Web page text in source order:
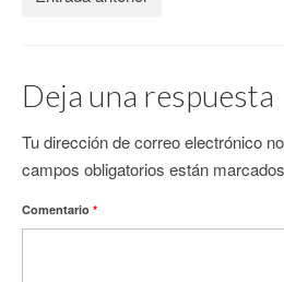
Deja una respuesta
Tu dirección de correo electrónico
campos obligatorios están
Comentario *